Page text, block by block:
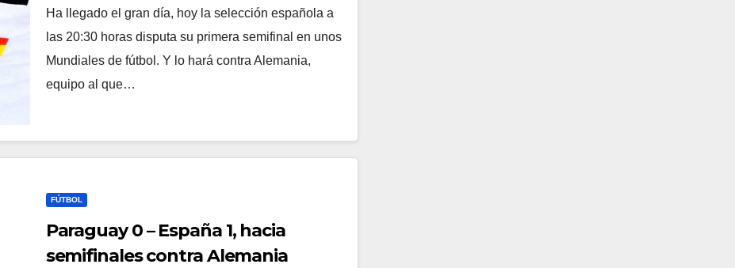
Ha llegado el gran día, hoy la selección española a
las 20:30 horas disputa su primera semifinal en unos
Mundiales de fútbol. Y lo hará contra Alemania,
equipo al que…
FÚTBOL
Paraguay 0 – España 1, hacia
semifinales contra Alemania